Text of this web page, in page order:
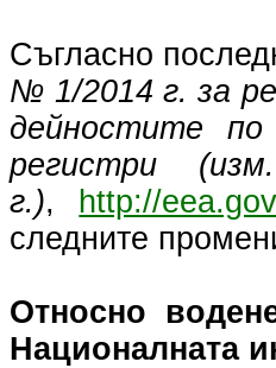
Съгласно
№ 1/2014 г. за
дейностите
регистри
г.),
http://
следните
Относно
Националната